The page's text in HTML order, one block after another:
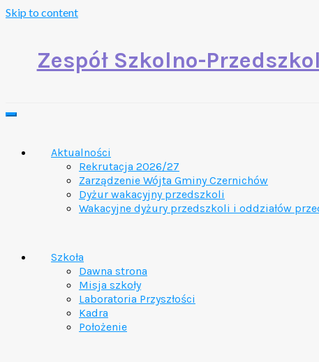
Skip to content
Zespół Szkolno-
Aktualności
Rekrutacja 2026/27
Zarządzenie Wójta Gminy Czernichów
Dyżur wakacyjny przedszkoli
Wakacyjne dyżury przedszkoli i oddziałów
Szkoła
Dawna strona
Misja szkoły
Laboratoria Przyszłości
Kadra
Położenie